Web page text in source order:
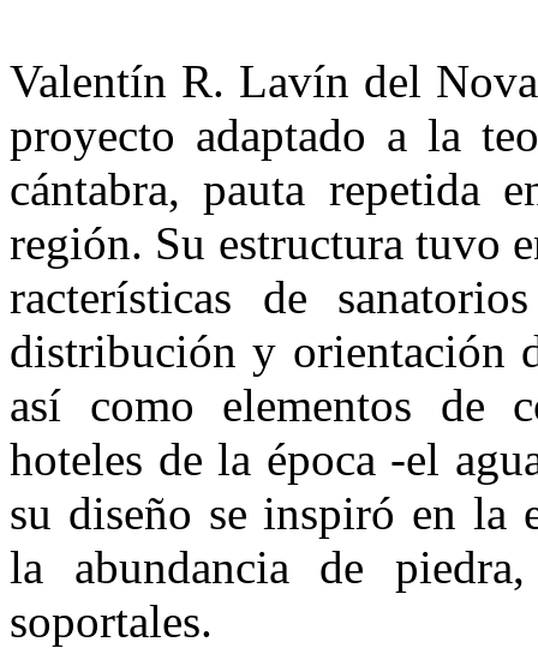
Valentín R. Lavín del
proyecto adaptado a la
cántabra, pauta re­petida
región. Su estructura tuvo
racterísticas de
distribución y orientación
así como elementos de
hoteles de la época -el
su diseño se inspiró en la
la abundancia de
soportales.